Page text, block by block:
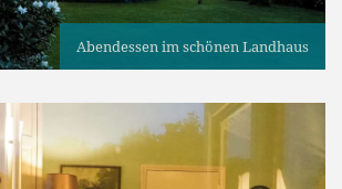
Abendessen im schönen Landhaus